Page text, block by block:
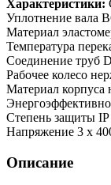
Характеристики:
Уплотнение вала
Материал
Температура
Соединение труб
Рабочее колесо
Материал корпуса
Степень защиты IP
Напряжение 3 x
Описание